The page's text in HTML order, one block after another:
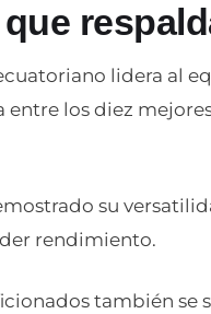
lidera al
entre los diez
su
rendimiento.
también se